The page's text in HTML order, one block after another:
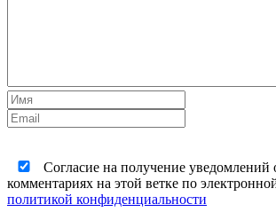
Согласие на получение уведомлений
комментариях на этой ветке по
политикой конфиденциальности